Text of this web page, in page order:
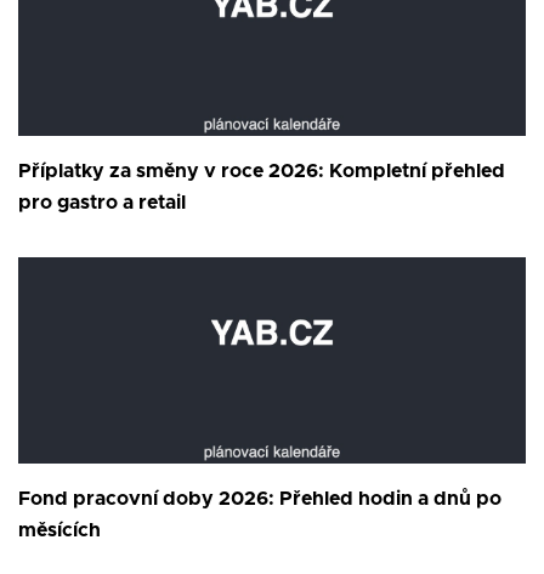
Příplatky za směny v roce 2026: Kompletní přehled
pro gastro a retail
Fond pracovní doby 2026: Přehled hodin a dnů po
měsících